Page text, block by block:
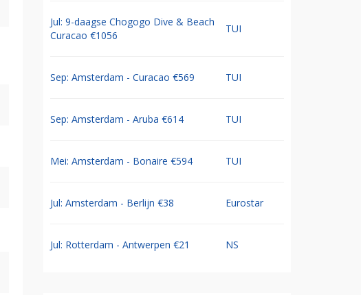
Jul: 9-daagse Chogogo Dive & Beach
Curacao €1056
TUI
Sep: Amsterdam - Curacao €569 TUI
Sep: Amsterdam - Aruba €614 TUI
Mei: Amsterdam - Bonaire €594 TUI
Jul: Amsterdam - Berlijn €38 Eurostar
Jul: Rotterdam - Antwerpen €21 NS